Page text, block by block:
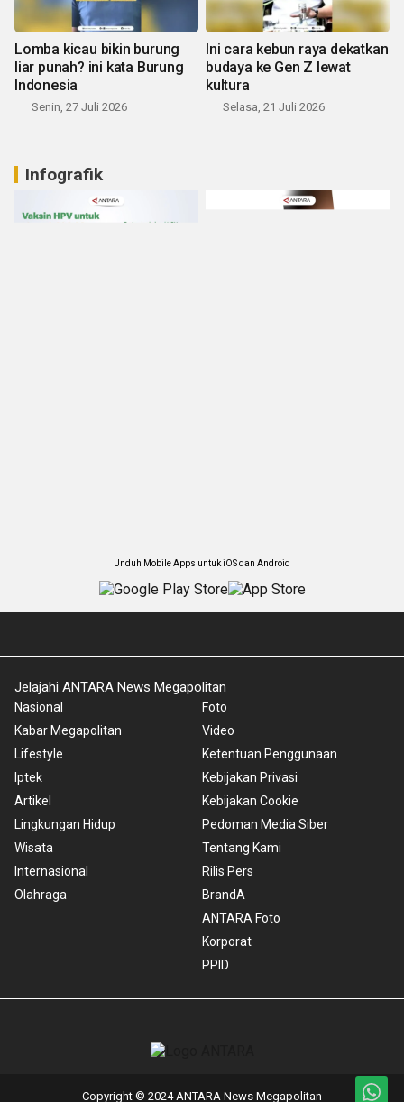
Lomba kicau bikin burung
liar punah? ini kata Burung
Indonesia
Senin, 27 Juli 2026
Ini cara kebun raya dekatkan
budaya ke Gen Z lewat
kultura
Selasa, 21 Juli 2026
Infografik
Unduh Mobile Apps untuk iOS dan Android
Jelajahi ANTARA News Megapolitan
Nasional
Kabar Megapolitan
Lifestyle
Iptek
Artikel
Lingkungan Hidup
Wisata
Internasional
Olahraga
Foto
Video
Ketentuan Penggunaan
Kebijakan Privasi
Kebijakan Cookie
Pedoman Media Siber
Tentang Kami
Rilis Pers
BrandA
ANTARA Foto
Korporat
PPID
Copyright © 2024 ANTARA News Megapolitan